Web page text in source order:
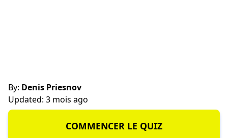
By: Denis Priesnov
Updated: 3 mois ago
COMMENCER LE QUIZ